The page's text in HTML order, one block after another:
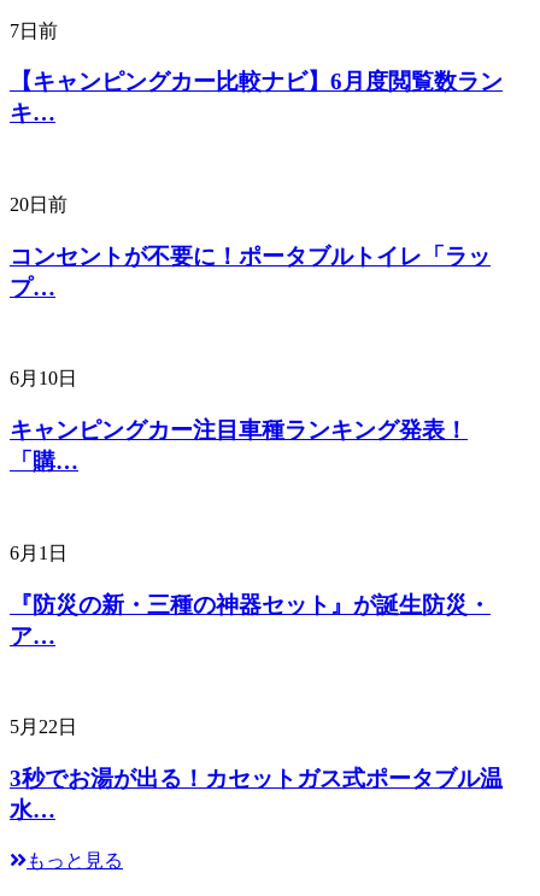
7日前
【キャンピングカー比較ナビ】6月度閲覧数ラン
キ…
20日前
コンセントが不要に！ポータブルトイレ「ラッ
プ…
6月10日
キャンピングカー注目車種ランキング発表！
「購…
6月1日
『防災の新・三種の神器セット』が誕生防災・
ア…
5月22日
3秒でお湯が出る！カセットガス式ポータブル温
水…
もっと見る